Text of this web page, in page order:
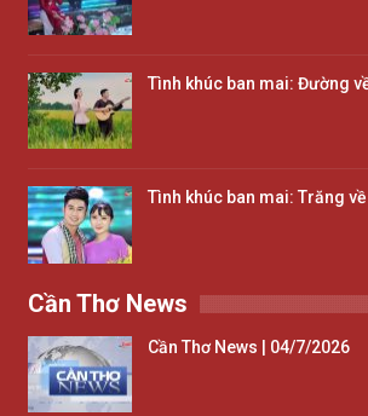
Tình khúc ban mai: Đường
Tình khúc ban mai: Trăng
Cần Thơ News
Cần Thơ News | 04/7/2026